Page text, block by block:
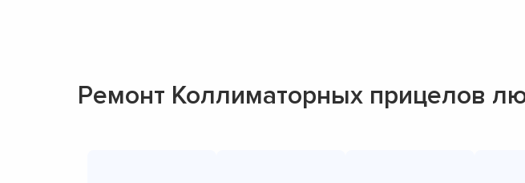
Ремонт Коллиматорных прицелов